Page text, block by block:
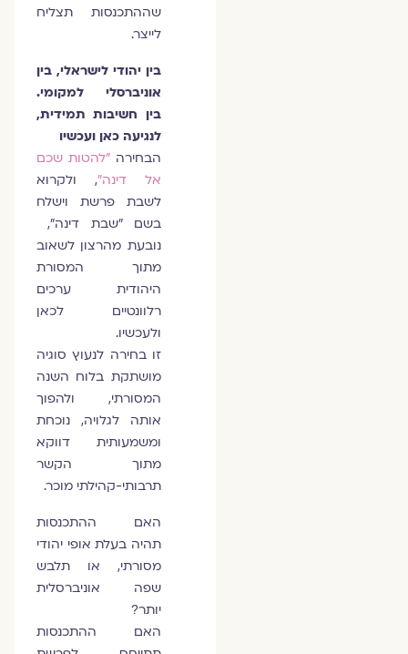
שההתכנסות תצליח
לייצר.
בין יהודי לישראלי, בין
אוניברסלי למקומי.
בין חשיבות תמידית,
לנגיעה כאן ועכשיו
הבחירה"להטות שכם
אל דינה", ולקרוא
לשבת פרשת וישלח
בשם ״שבת דינה״,
נובעת מהרצון לשאוב
מתוך המסורת
היהודית ערכים
רלוונטיים לכאן
ולעכשיו.
זו בחירה לנעוץ סוגיה
מושתקת בלוח השנה
המסורתי, ולהפוך
אותה לגלויה, נוכחת
ומשמעותית דווקא
מתוך הקשר
תרבותי-קהילתי מוכר.
האם ההתכנסות
תהיה בעלת אופי יהודי
מסורתי, או תלבש
שפה אוניברסלית
יותר?
האם ההתכנסות